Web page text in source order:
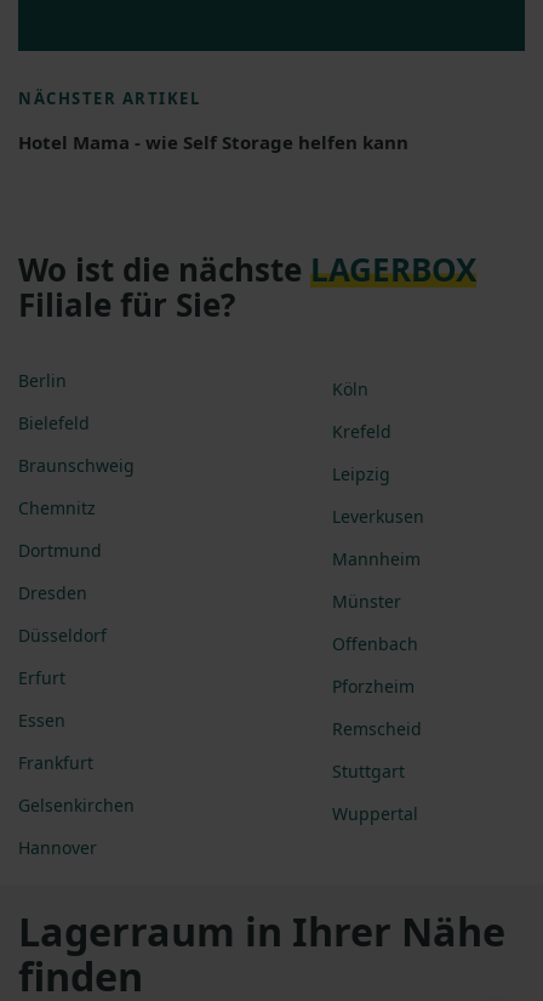
NÄCHSTER ARTIKEL
Hotel Mama - wie Self Storage helfen kann
Wo ist die nächste LAGERBOX
Filiale für Sie?
Berlin
Bielefeld
Braunschweig
Chemnitz
Dortmund
Dresden
Düsseldorf
Erfurt
Essen
Frankfurt
Gelsenkirchen
Hannover
Köln
Krefeld
Leipzig
Leverkusen
Mannheim
Münster
Offenbach
Pforzheim
Remscheid
Stuttgart
Wuppertal
Lagerraum in Ihrer Nähe
finden